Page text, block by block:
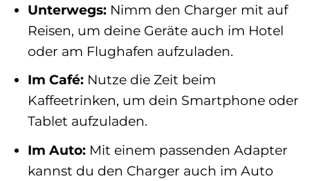
Unterwegs: Nimm den Charger mit auf
Reisen, um deine Geräte auch im Hotel
oder am Flughafen aufzuladen.
Im Café: Nutze die Zeit beim
Kaffeetrinken, um dein Smartphone oder
Tablet aufzuladen.
Im Auto: Mit einem passenden Adapter
kannst du den Charger auch im Auto